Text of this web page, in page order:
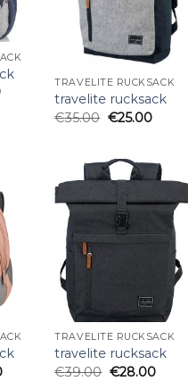
TRAVELITE RUCKSACK
travelite rucksack
€35.00 €25.00
TRAVELITE RUCKSACK
travelite rucksack
€39.00 €28.00